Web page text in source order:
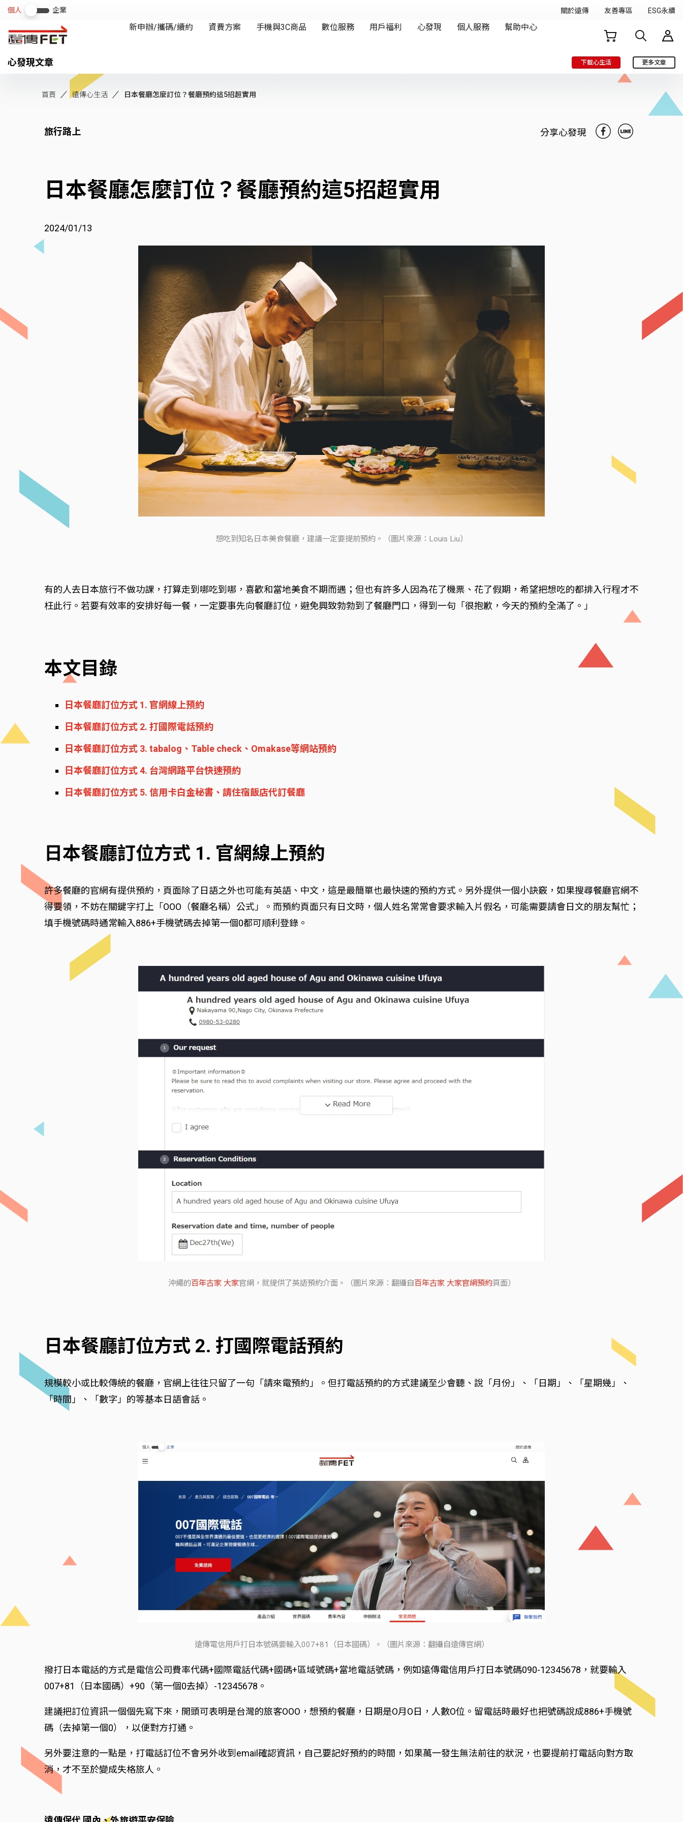
心發現文章 下載心生活 更多文章
首頁 遠傳心生活 日本餐廳怎麼訂位？餐廳預約這5招超實用
旅行路上 分享心發現
日本餐廳怎麼訂位？餐廳預約這5招超實用
2024/01/13
想吃到知名日本美食餐廳，建議一定要提前預約。（圖片來源：Louis Liu）
有的人去日本旅行不做功課，打算走到哪吃到哪，喜歡和當地美食不期而遇；但也有許多人因為花了機票、花了假期，希望把想吃的都排入行程才不
枉此行。若要有效率的安排好每一餐，一定要事先向餐廳訂位，避免興致勃勃到了餐廳門口，得到一句「很抱歉，今天的預約全滿了。」
本文目錄
日本餐廳訂位方式 1. 官網線上預約
日本餐廳訂位方式 2. 打國際電話預約
日本餐廳訂位方式 3. tabalog、Table check、Omakase等網站預約
日本餐廳訂位方式 4. 台灣網路平台快速預約
日本餐廳訂位方式 5. 信用卡白金秘書、請住宿飯店代訂餐廳
日本餐廳訂位方式 1. 官網線上預約
許多餐廳的官網有提供預約，頁面除了日語之外也可能有英語、中文，這是最簡單也最快速的預約方式。另外提供一個小訣竅，如果搜尋餐廳官網不
得要領，不妨在關鍵字打上「OOO（餐廳名稱）公式」。而預約頁面只有日文時，個人姓名常常會要求輸入片假名，可能需要請會日文的朋友幫忙；
填手機號碼時通常輸入886+手機號碼去掉第一個0都可順利登錄。
沖繩的百年古家 大家官網，就提供了英語預約介面。（圖片來源：翻攝自百年古家 大家官網預約頁面）
日本餐廳訂位方式 2. 打國際電話預約
規模較小或比較傳統的餐廳，官網上往往只留了一句「請來電預約」。但打電話預約的方式建議至少會聽、說「月份」、「日期」、「星期幾」、
「時間」、「數字」的等基本日語會話。
遠傳電信用戶打日本號碼要輸入007+81（日本國碼）。（圖片來源：翻攝自遠傳官網）
撥打日本電話的方式是電信公司費率代碼+國際電話代碼+國碼+區域號碼+當地電話號碼，例如遠傳電信用戶打日本號碼090-12345678，就要輸入
007+81（日本國碼）+90（第一個0去掉）-12345678。
建議把訂位資訊一個個先寫下來，開頭可表明是台灣的旅客OOO，想預約餐廳，日期是O月O日，人數O位。留電話時最好也把號碼說成886+手機號
碼（去掉第一個0），以便對方打通。
另外要注意的一點是，打電話訂位不會另外收到email確認資訊，自己要記好預約的時間，如果萬一發生無法前往的狀況，也要提前打電話向對方取
消，才不至於變成失格旅人。